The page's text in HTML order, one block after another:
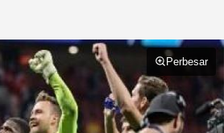
Perbesar